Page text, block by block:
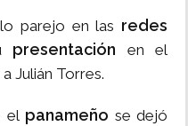
parejo en las redes
presentación en el
Julián Torres.
el panameño se dejó